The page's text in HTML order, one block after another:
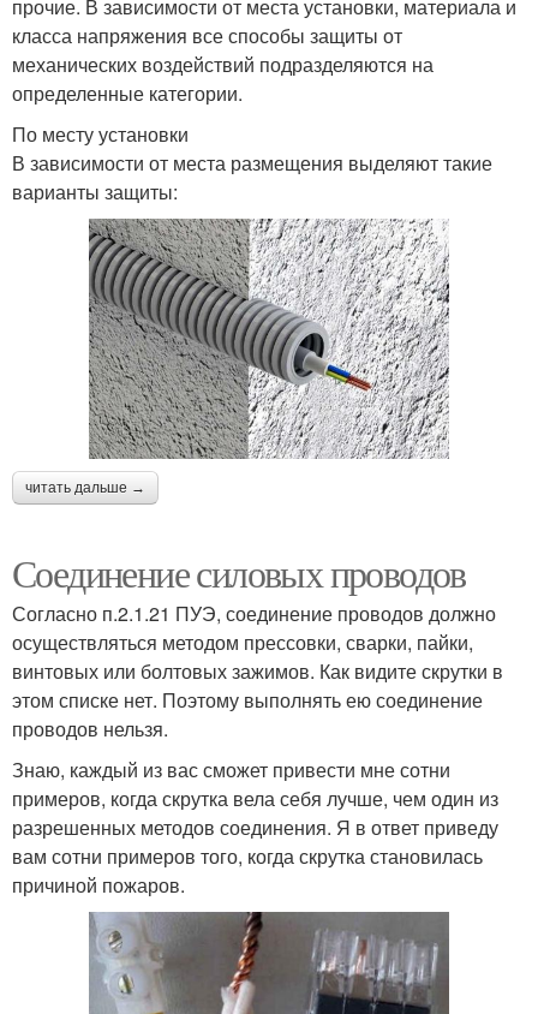
прочие. В зависимости от места установки, материала и
класса напряжения все способы защиты от
механических воздействий подразделяются на
определенные категории.
По месту установки
В зависимости от места размещения выделяют такие
варианты защиты:
читать дальше →
Соединение силовых проводов
Согласно п.2.1.21 ПУЭ, соединение проводов должно
осуществляться методом прессовки, сварки, пайки,
винтовых или болтовых зажимов. Как видите скрутки в
этом списке нет. Поэтому выполнять ею соединение
проводов нельзя.
Знаю, каждый из вас сможет привести мне сотни
примеров, когда скрутка вела себя лучше, чем один из
разрешенных методов соединения. Я в ответ приведу
вам сотни примеров того, когда скрутка становилась
причиной пожаров.